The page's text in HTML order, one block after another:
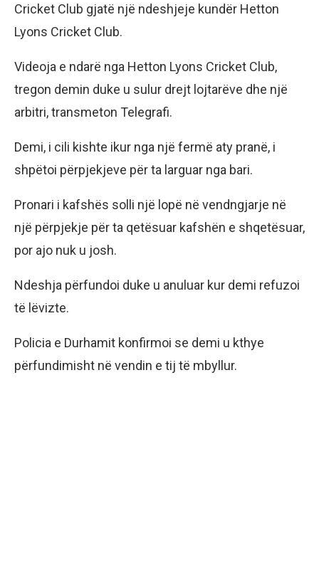
Cricket Club gjatë një ndeshjeje kundër Hetton
Lyons Cricket Club.
Videoja e ndarë nga Hetton Lyons Cricket Club,
tregon demin duke u sulur drejt lojtarëve dhe një
arbitri, transmeton Telegrafi.
Demi, i cili kishte ikur nga një fermë aty pranë, i
shpëtoi përpjekjeve për ta larguar nga bari.
Pronari i kafshës solli një lopë në vendngjarje në
një përpjekje për ta qetësuar kafshën e shqetësuar,
por ajo nuk u josh.
Ndeshja përfundoi duke u anuluar kur demi refuzoi
të lëvizte.
Policia e Durhamit konfirmoi se demi u kthye
përfundimisht në vendin e tij të mbyllur.